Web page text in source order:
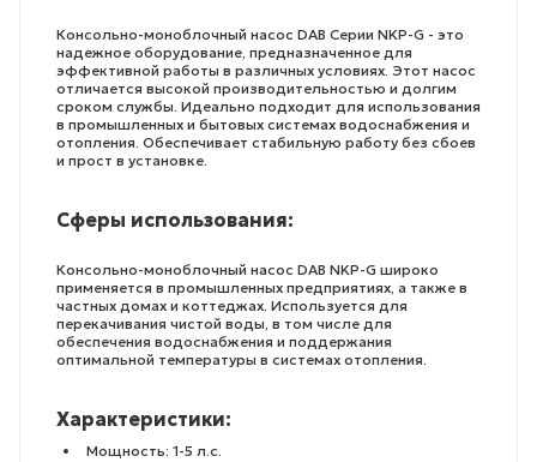
Консольно-моноблочный насос DAB Серии NKP-G - это
надежное оборудование, предназначенное для
эффективной работы в различных условиях. Этот насос
отличается высокой производительностью и долгим
сроком службы. Идеально подходит для использования
в промышленных и бытовых системах водоснабжения и
отопления. Обеспечивает стабильную работу без сбоев
и прост в установке.
Сферы использования:
Консольно-моноблочный насос DAB NKP-G широко
применяется в промышленных предприятиях, а также в
частных домах и коттеджах. Используется для
перекачивания чистой воды, в том числе для
обеспечения водоснабжения и поддержания
оптимальной температуры в системах отопления.
Характеристики:
Мощность: 1-5 л.с.